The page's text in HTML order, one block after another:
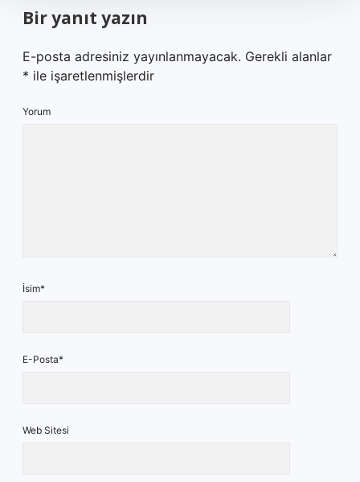
Bir yanıt yazın
E-posta adresiniz yayınlanmayacak. Gerekli alanlar
* ile işaretlenmişlerdir
Yorum
İsim*
E-Posta*
Web Sitesi